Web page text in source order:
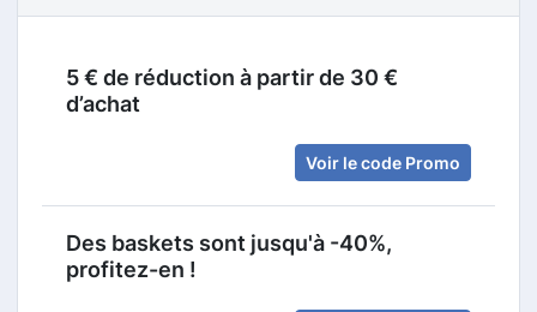
5 € de réduction à partir de 30 €
d’achat
Voir le code Promo
Des baskets sont jusqu'à -40%,
profitez-en !